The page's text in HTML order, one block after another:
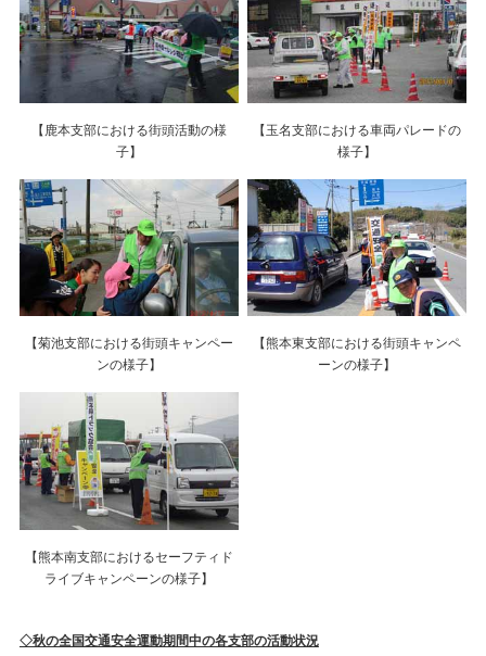
【鹿本支部における街頭活動の様
子】
【玉名支部における車両パレードの
様子】
【菊池支部における街頭キャンペー
ンの様子】
【熊本東支部における街頭キャンペ
ーンの様子】
【熊本南支部におけるセーフティド
ライブキャンペーンの様子】
◇秋の全国交通安全運動期間中の各支部の活動状況